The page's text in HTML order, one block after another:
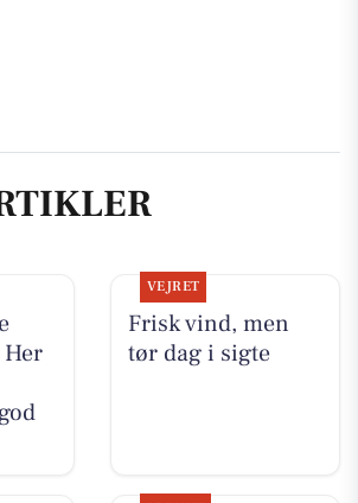
VEJRET
Frisk vind, men
tør dag i sigte